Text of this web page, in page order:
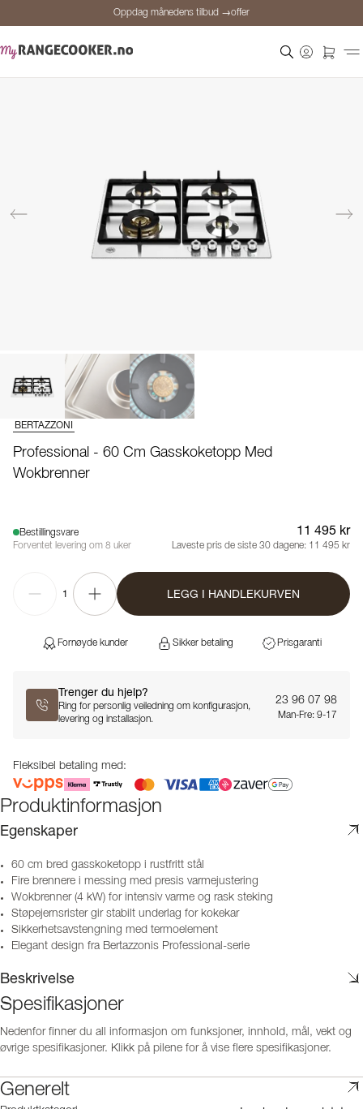
Oppdag månedens tilbud →offer
BERTAZZONI
Professional - 60 Cm Gasskoketopp Med
Wokbrenner
Bestillingsvare
Forventet levering om 8 uker
11 495 kr
Laveste pris de siste 30 dagene: 11 495 kr
1 LEGG I HANDLEKURVEN
Fornøyde kunder Sikker betaling Prisgaranti
Trenger du hjelp?
Ring for personlig veiledning om konfigurasjon,
levering og installasjon.
23 96 07 98
Man-Fre: 9-17
Fleksibel betaling med:
Produktinformasjon
Egenskaper
60 cm bred gasskoketopp i rustfritt stål
Fire brennere i messing med presis varmejustering
Wokbrenner (4 kW) for intensiv varme og rask steking
Støpejernsrister gir stabilt underlag for kokekar
Sikkerhetsavstengning med termoelement
Elegant design fra Bertazzonis Professional-serie
Beskrivelse
Spesifikasjoner
Nedenfor finner du all informasjon om funksjoner, innhold, mål, vekt og
øvrige spesifikasjoner. Klikk på pilene for å vise flere spesifikasjoner.
Generelt